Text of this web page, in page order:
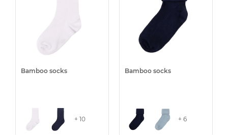
Bamboo socks
+ 10
Bamboo socks
+ 6